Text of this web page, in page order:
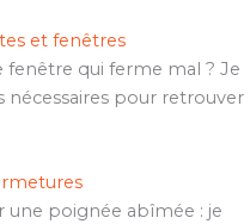
et fenêtres
qui ferme mal ? Je
nécessaires pour retrouver
une poignée abîmée : je